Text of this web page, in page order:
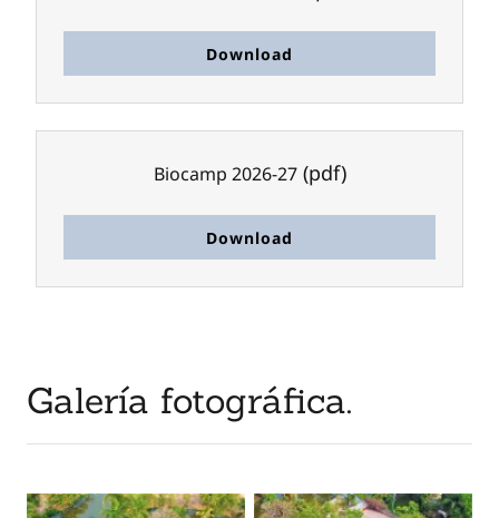
Download
Biocamp 2026-27(pdf)
Download
Galería fotográfica.